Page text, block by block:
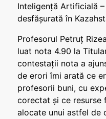
Inteligență Artificială –
desfășurată în
Profesorul Petruț
luat nota 4.90 la
contestații nota a
de erori îmi arată ce
profesorii buni, cu
corectat și ce resurse
alocate unui astfel de